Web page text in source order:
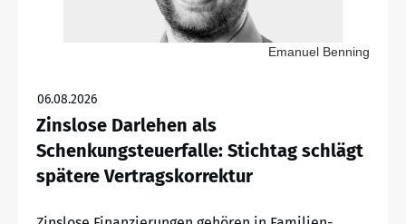
Emanuel Benning
06.08.2026
Zinslose Darlehen als
Schenkungsteuerfalle: Stichtag schlägt
spätere Vertragskorrektur